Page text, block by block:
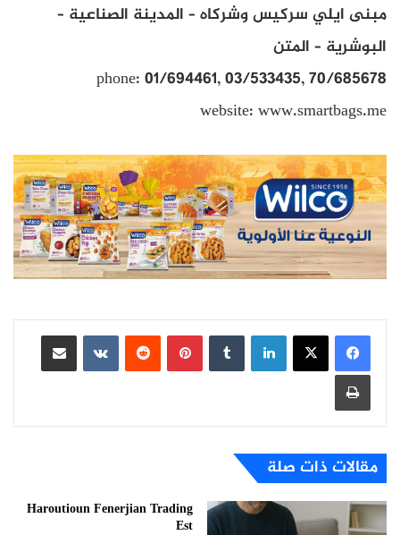
مبنى ايلي سركيس وشركاه – المدينة الصناعية –
البوشرية – المتن
phone: 01/694461, 03/533435, 70/685678
website: www.smartbags.me
لينكدإن بينتيريست
مشاركة عبر البريد
طباعة
مقالات ذات صلة
Haroutioun Fenerjian Trading
Est